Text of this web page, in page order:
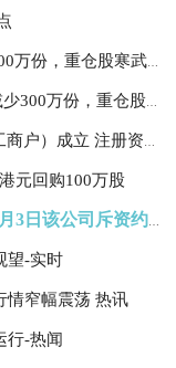
元回购100万股
望-实时
情窄幅震荡 热讯
行-热闻